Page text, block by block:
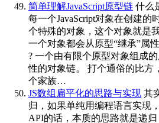
简单理解JavaScript原型链 什么
每一个JavaScript对象在创建的
个特殊的对象，这个对象就是
一个对象都会从原型“继承”属
? 一个由有限个原型对象组成
性的对象链。 打个通俗的比方
个家族…
JS数组扁平化的思路与实现 其
归，如果单纯用编程语言实现
API的话，本质的思路就是递